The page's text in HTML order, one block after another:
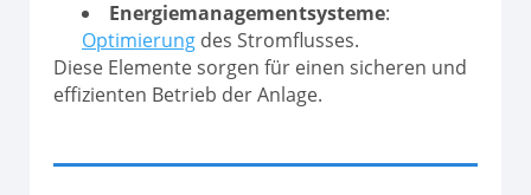
Energiemanagementsysteme:
Optimierung des Stromflusses.
Diese Elemente sorgen für einen sicheren und
effizienten Betrieb der Anlage.